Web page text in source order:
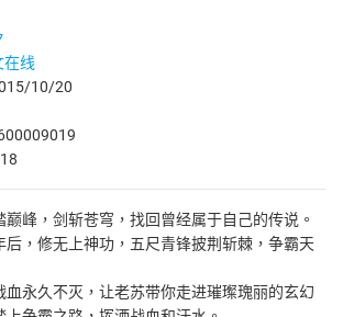
在线
10/20
峰，剑斩苍穹，找回曾经属于自己的传说。
后，修无上神功，五尺青锋披荆斩棘，争霸天
血永久不灭，让老苏带你走进璀璨瑰丽的玄幻